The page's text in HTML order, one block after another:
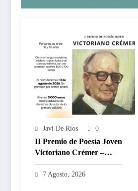
Javi De Ríos 0
II Premio de Poesía Joven
Victoriano Crémer –
3.000€
7 Agosto, 2026